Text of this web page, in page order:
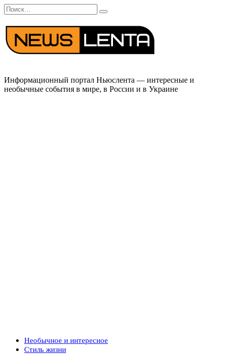
Перейти
к
содержанию
Search
for:
Информационный портал Ньюслента — интересные и
необычные события в мире, в России и в Украине
Необычное и интересное
Стиль жизни